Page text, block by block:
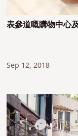
表參道嘅購物中心
Sep 12, 2018